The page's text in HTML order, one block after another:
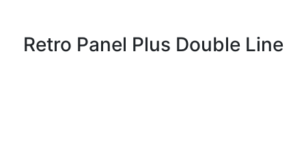
Retro Panel Plus Double Line